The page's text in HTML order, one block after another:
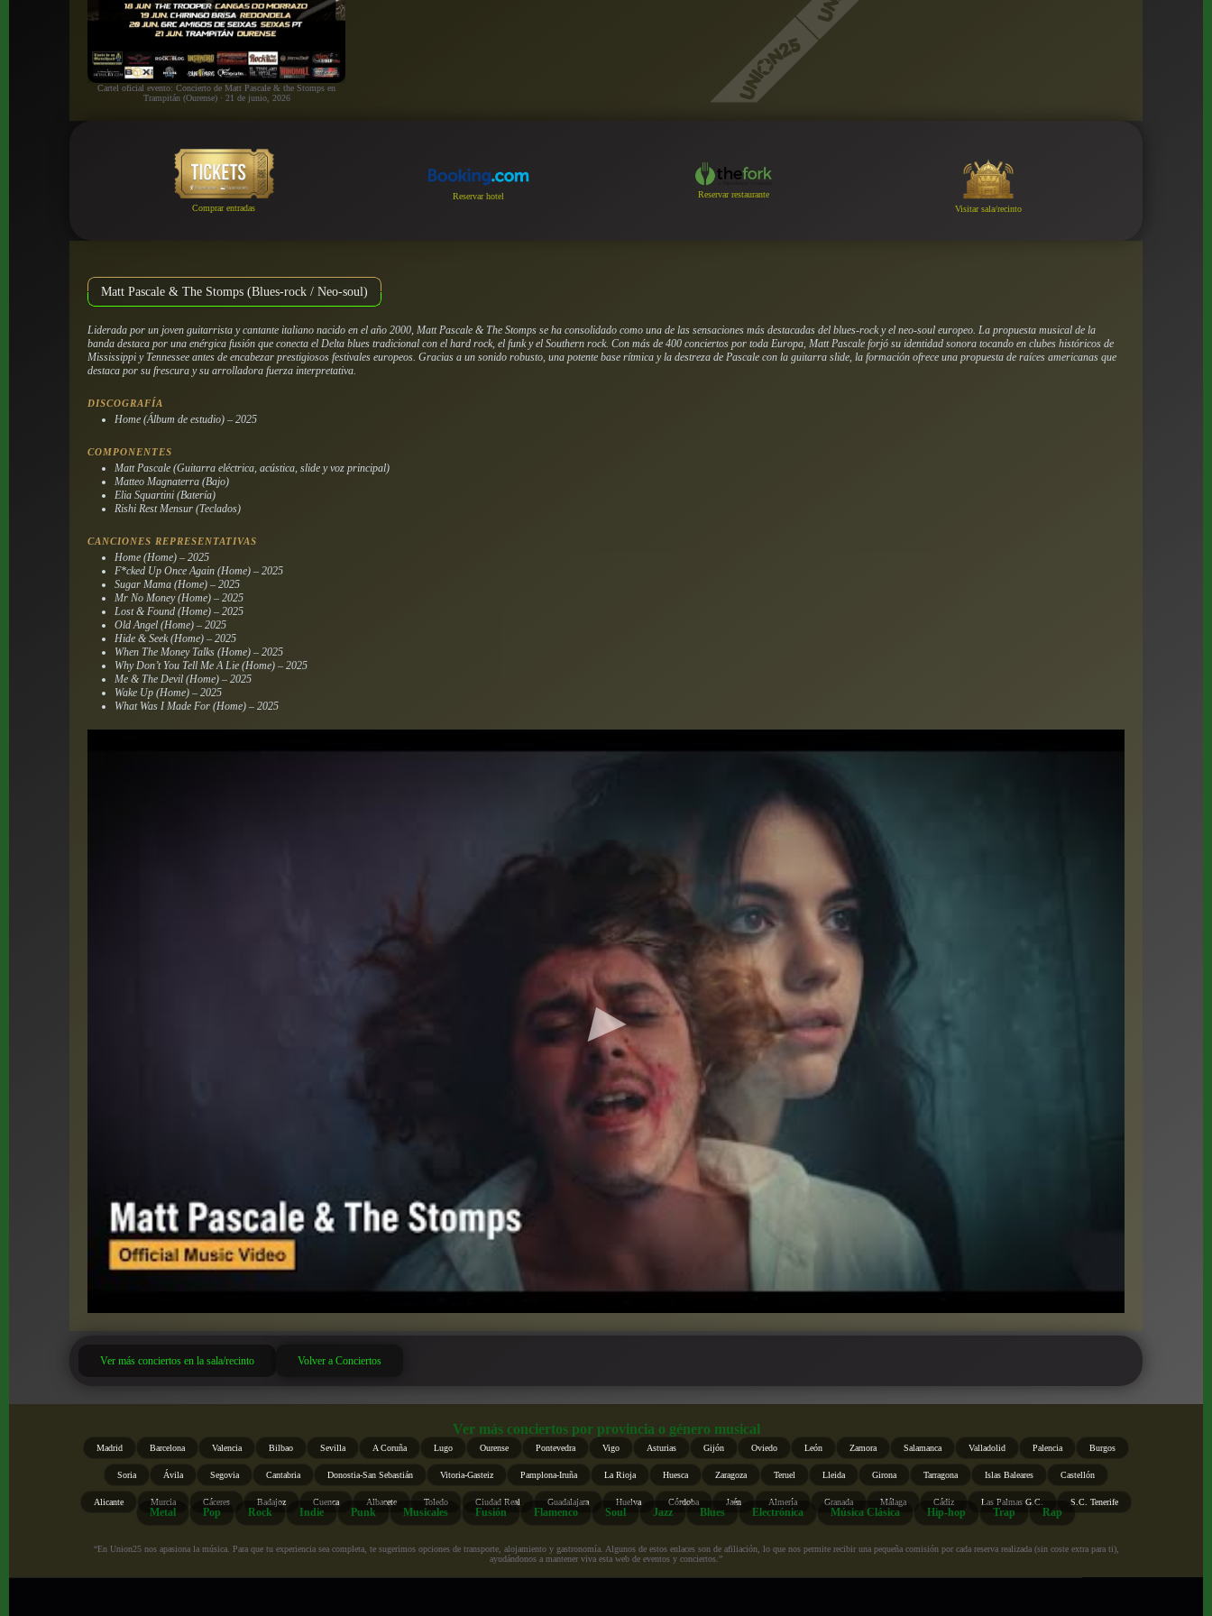
Cartel oficial evento: Concierto de Matt Pascale & the Stomps en
Trampitán (Ourense) · 21 de junio, 2026
Comprar entradas
Reservar hotel
Reservar restaurante
Visitar sala/recinto
Matt Pascale & The Stomps (Blues-rock / Neo-soul)
Liderada por un joven guitarrista y cantante italiano nacido en el año 2000, Matt Pascale & The Stomps se ha consolidado como una de las sensaciones más destacadas del blues-rock y el neo-soul europeo. La propuesta musical de la
banda destaca por una enérgica fusión que conecta el Delta blues tradicional con el hard rock, el funk y el Southern rock. Con más de 400 conciertos por toda Europa, Matt Pascale forjó su identidad sonora tocando en clubes históricos de
Mississippi y Tennessee antes de encabezar prestigiosos festivales europeos. Gracias a un sonido robusto, una potente base rítmica y la destreza de Pascale con la guitarra slide, la formación ofrece una propuesta de raíces americanas que
destaca por su frescura y su arrolladora fuerza interpretativa.
DISCOGRAFÍA
Home (Álbum de estudio) – 2025
COMPONENTES
Matt Pascale (Guitarra eléctrica, acústica, slide y voz principal)
Matteo Magnaterra (Bajo)
Elia Squartini (Batería)
Rishi Rest Mensur (Teclados)
CANCIONES REPRESENTATIVAS
Home (Home) – 2025
F*cked Up Once Again (Home) – 2025
Sugar Mama (Home) – 2025
Mr No Money (Home) – 2025
Lost & Found (Home) – 2025
Old Angel (Home) – 2025
Hide & Seek (Home) – 2025
When The Money Talks (Home) – 2025
Why Don’t You Tell Me A Lie (Home) – 2025
Me & The Devil (Home) – 2025
Wake Up (Home) – 2025
What Was I Made For (Home) – 2025
Ver más conciertos en la sala/recinto Volver a Conciertos
Ver más conciertos por provincia o género musical
Madrid Barcelona Valencia Bilbao Sevilla A Coruña Lugo Ourense Pontevedra Vigo Asturias Gijón Oviedo León Zamora Salamanca Valladolid Palencia Burgos
Soria Ávila Segovia Cantabria Donostia-San Sebastián Vitoria-Gasteiz Pamplona-Iruña La Rioja Huesca Zaragoza Teruel Lleida Girona Tarragona Islas Baleares Castellón
Alicante Murcia Cáceres Badajoz Cuenca Albacete Toledo Ciudad Real Guadalajara Huelva Córdoba Jaén Almería Granada Málaga Cádiz Las Palmas G.C. S.C. Tenerife
Metal Pop Rock Indie Punk Musicales Fusión Flamenco Soul Jazz Blues Electrónica Música Clásica Hip-hop Trap Rap
“En Union25 nos apasiona la música. Para que tu experiencia sea completa, te sugerimos opciones de transporte, alojamiento y gastronomía. Algunos de estos enlaces son de afiliación, lo que nos permite recibir una pequeña comisión por cada reserva realizada (sin coste extra para ti),
ayudándonos a mantener viva esta web de eventos y conciertos.”